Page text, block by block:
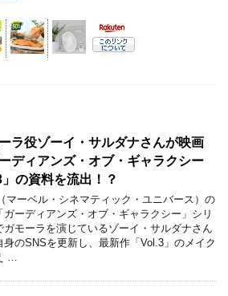
ラ役ゾーイ・サルダナさんが映画
ーディアンズ・オブ・ギャラクシー
の資料を流出！？
マーベル・シネマティック・ユニバース）の
ガーディアンズ・オブ・ギャラクシー」シリ
ガモーラを演じているゾーイ・サルダナさん
身のSNSを更新し、最新作「Vol.3」のメイク
…